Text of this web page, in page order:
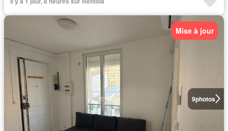
9photos
Mise à jour